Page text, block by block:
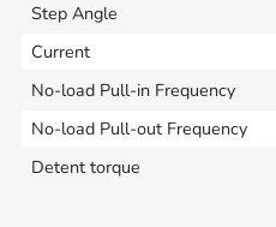
Step Angle
Current
No-load Pull-in Frequency
No-load Pull-out Frequency
Detent torque